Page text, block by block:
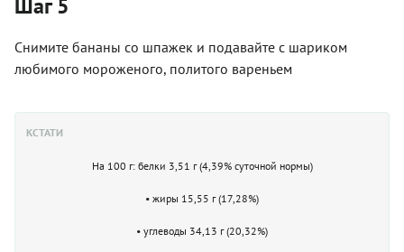
Снимите бананы со шпажек и подавайте с шариком
любимого мороженого, политого вареньем
КСТАТИ
На 100 г: белки 3,51 г (4,39% суточной нормы)
• жиры 15,55 г (17,28%)
• углеводы 34,13 г (20,32%)